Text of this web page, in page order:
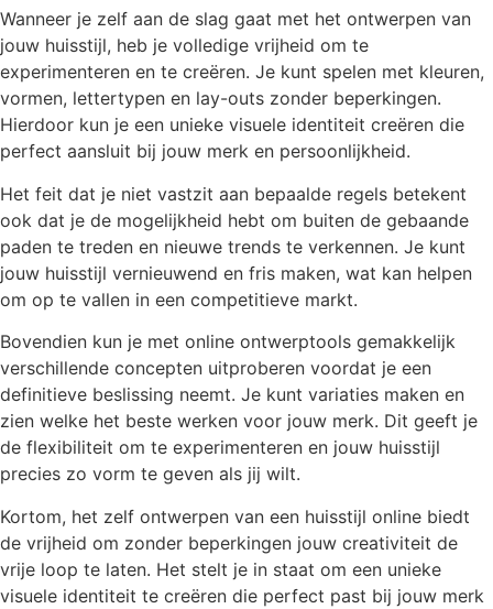
Wanneer je zelf aan de slag gaat met het ontwerpen van
jouw huisstijl, heb je volledige vrijheid om te
experimenteren en te creëren. Je kunt spelen met kleuren,
vormen, lettertypen en lay-outs zonder beperkingen.
Hierdoor kun je een unieke visuele identiteit creëren die
perfect aansluit bij jouw merk en persoonlijkheid.
Het feit dat je niet vastzit aan bepaalde regels betekent
ook dat je de mogelijkheid hebt om buiten de gebaande
paden te treden en nieuwe trends te verkennen. Je kunt
jouw huisstijl vernieuwend en fris maken, wat kan helpen
om op te vallen in een competitieve markt.
Bovendien kun je met online ontwerptools gemakkelijk
verschillende concepten uitproberen voordat je een
definitieve beslissing neemt. Je kunt variaties maken en
zien welke het beste werken voor jouw merk. Dit geeft je
de flexibiliteit om te experimenteren en jouw huisstijl
precies zo vorm te geven als jij wilt.
Kortom, het zelf ontwerpen van een huisstijl online biedt
de vrijheid om zonder beperkingen jouw creativiteit de
vrije loop te laten. Het stelt je in staat om een unieke
visuele identiteit te creëren die perfect past bij jouw merk